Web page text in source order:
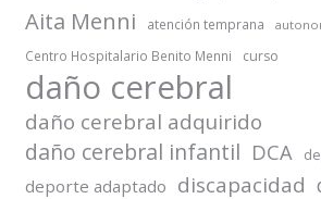
Aita Menni atención temprana
Centro Hospitalario Benito Menni curso
daño cerebral
daño cerebral adquirido
daño cerebral infantil DCA
deporte adaptado discapacidad